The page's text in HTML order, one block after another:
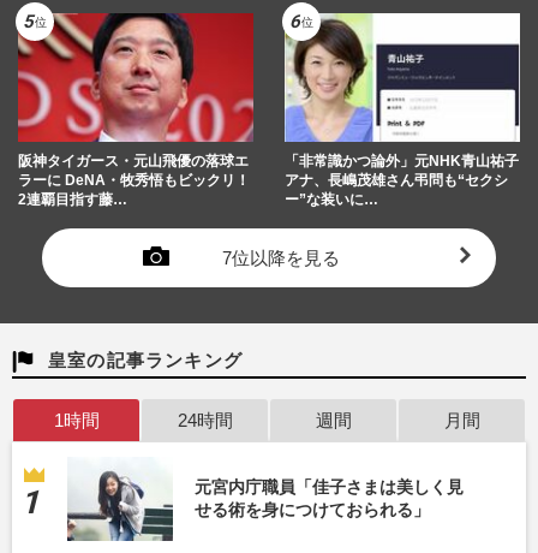
阪神タイガース・元山飛優の落球エ
ラーに DeNA・牧秀悟もビックリ！
2連覇目指す藤…
「非常識かつ論外」元NHK青山祐子
アナ、長嶋茂雄さん弔問も“セクシ
ー”な装いに…
7位以降を見る
皇室の記事ランキング
1時間 24時間 週間 月間
元宮内庁職員「佳子さまは美しく見
せる術を身につけておられる」